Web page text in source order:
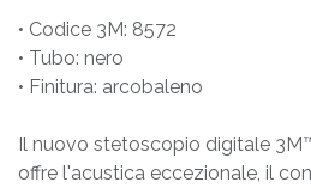
• Codice 3M: 8572
• Tubo: nero
• Finitura: arcobaleno
Il nuovo stetoscopio digitale
offre l'acustica eccezionale, il